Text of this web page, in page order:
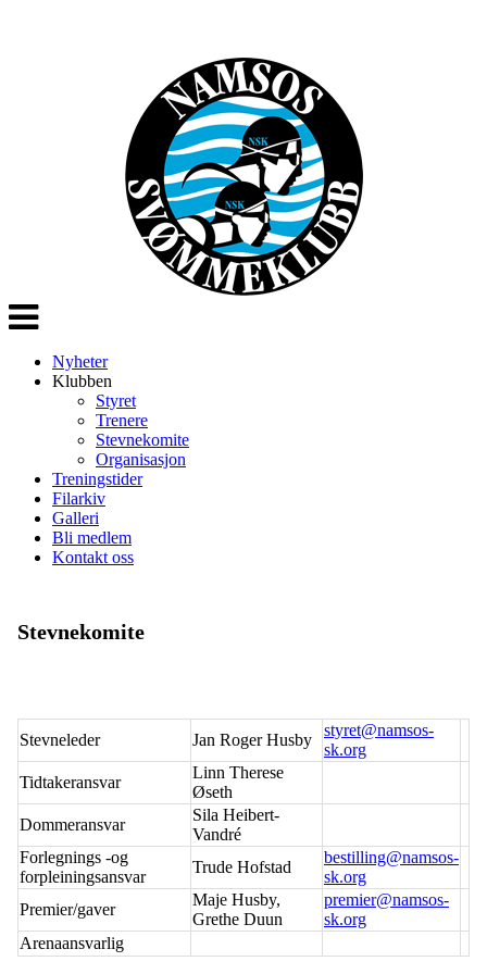
Veksle
navigasjon
Nyheter
Klubben
Styret
Trenere
Stevnekomite
Organisasjon
Treningstider
Filarkiv
Galleri
Bli medlem
Kontakt oss
Stevnekomite
Stevneleder Jan Roger Husby
styret@namsos-
sk.org
Tidtakeransvar
Linn Therese
Øseth
Dommeransvar
Sila Heibert-
Vandré
Forlegnings -og
forpleiningsansvar
Trude Hofstad
bestilling@namsos-
sk.org
Premier/gaver
Maje Husby,
Grethe Duun
premier@namsos-
sk.org
Arenaansvarlig